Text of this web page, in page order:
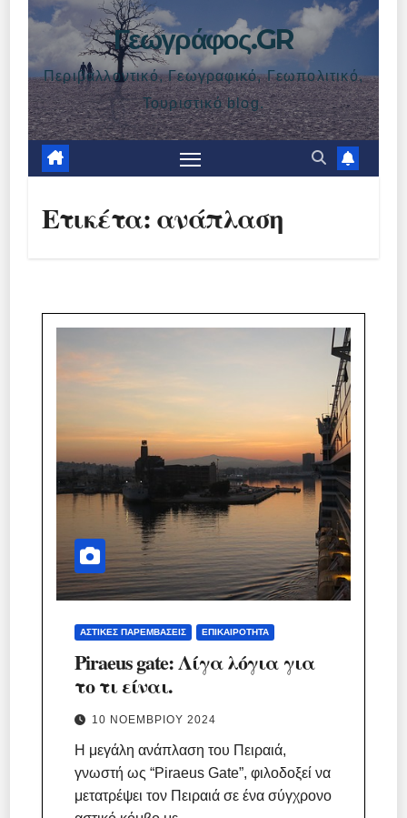
Γεωγράφος.GR
Περιβαλλοντικό, Γεωγραφικό, Γεωπολιτικό,
Τουριστικό blog.
Ετικέτα:ανάπλαση
ΑΣΤΙΚΈΣ ΠΑΡΕΜΒΆΣΕΙΣ ΕΠΙΚΑΙΡΌΤΗΤΑ
Piraeus gate: Λίγα λόγια για
το τι είναι.
10 ΝΟΕΜΒΡΊΟΥ 2024
Η μεγάλη ανάπλαση του Πειραιά,
γνωστή ως “Piraeus Gate”, φιλοδοξεί να
μετατρέψει τον Πειραιά σε ένα σύγχρονο